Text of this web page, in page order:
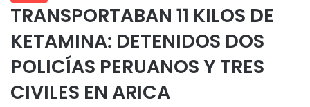
TRANSPORTABAN 11 KILOS DE
KETAMINA: DETENIDOS DOS
POLICÍAS PERUANOS Y TRES
CIVILES EN ARICA